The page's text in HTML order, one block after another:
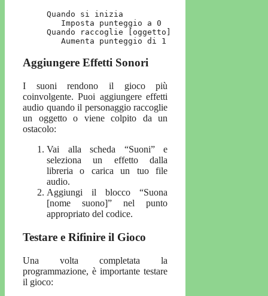
Quando si inizia
   Imposta punteggio a 0
Quando raccoglie [oggetto]
   Aumenta punteggio di 1
Aggiungere Effetti Sonori
I suoni rendono il gioco più
coinvolgente. Puoi aggiungere effetti
audio quando il personaggio raccoglie
un oggetto o viene colpito da un
ostacolo:
Vai alla scheda “Suoni” e
seleziona un effetto dalla
libreria o carica un tuo file
audio.
Aggiungi il blocco “Suona
[nome suono]” nel punto
appropriato del codice.
Testare e Rifinire il Gioco
Una volta completata la
programmazione, è importante testare
il gioco: